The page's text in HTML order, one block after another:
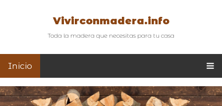
Vivirconmadera.info
Toda la madera que necesitas para tu casa
Inicio